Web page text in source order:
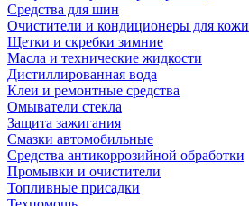
Средства для шин
Очистители и кондиционеры для кожи
Щетки и скребки зимние
Масла и технические жидкости
Дистиллированная вода
Клеи и ремонтные средства
Омыватели стекла
Защита зажигания
Смазки автомобильные
Средства антикоррозийной обработки
Промывки и очистители
Топливные присадки